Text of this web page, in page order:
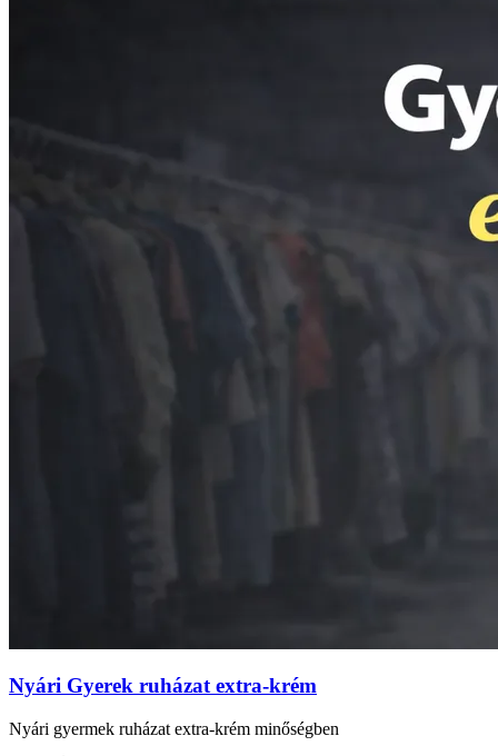
Nyári Gyerek ruházat extra-krém
Nyári gyermek ruházat extra-krém minőségben